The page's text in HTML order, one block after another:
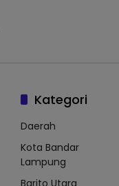
Kategori
Daerah
Kota Bandar
Lampung
Barito Utara